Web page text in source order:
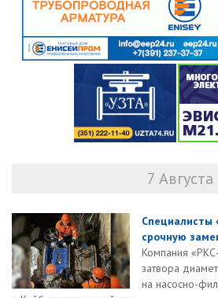
7 Августа
Специалисты
срочную
Компания
затвора
на насосно-